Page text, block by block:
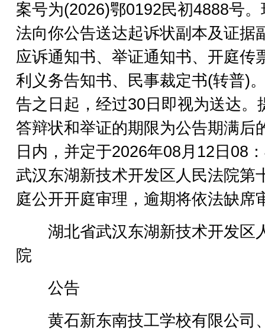
案号为(2026)鄂0192民初4888号。
法向你公告送达起诉状副本及证据
应诉通知书、举证通知书、开庭传
利义务告知书、民事裁定书(转普)
告之日起，经过30日即视为送达。
答辩状和举证的期限为公告期满后
日内，并定于2026年08月12日08
武汉东湖新技术开发区人民法院第
庭公开开庭审理，逾期将依法缺席
湖北省武汉东湖新技术开发区
院
公告
黄石新东南技工学校有限公司